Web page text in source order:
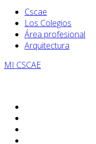
Cscae
Los Colegios
Área profesional
Arquitectura
MI CSCAE